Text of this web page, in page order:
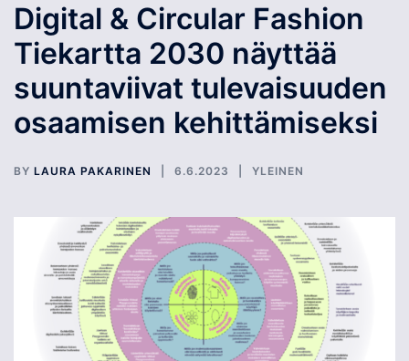
Digital & Circular Fashion
Tiekartta 2030 näyttää
suuntaviivat tulevaisuuden
osaamisen kehittämiseksi
BY LAURA PAKARINEN 6.6.2023 YLEINEN